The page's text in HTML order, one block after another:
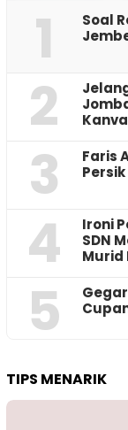
1
‎Soal
2
3
Faris
4
Ironi
SDN
Murid
5
TIPS MENARIK